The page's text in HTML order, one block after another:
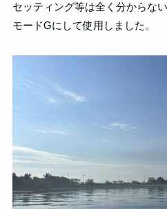
セッティング等は全く分からな
モードGにして使用しました。